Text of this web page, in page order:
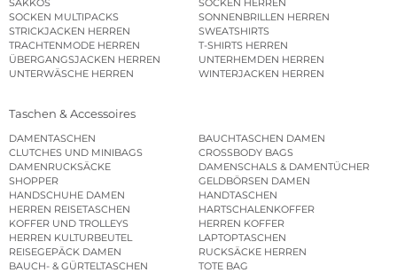
SAKKOS
SOCKEN HERREN
SOCKEN MULTIPACKS
SONNENBRILLEN HERREN
STRICKJACKEN HERREN
SWEATSHIRTS
TRACHTENMODE HERREN
T-SHIRTS HERREN
ÜBERGANGSJACKEN HERREN
UNTERHEMDEN HERREN
UNTERWÄSCHE HERREN
WINTERJACKEN HERREN
Taschen & Accessoires
DAMENTASCHEN
BAUCHTASCHEN DAMEN
CLUTCHES UND MINIBAGS
CROSSBODY BAGS
DAMENRUCKSÄCKE
DAMENSCHALS & DAMENTÜCHER
SHOPPER
GELDBÖRSEN DAMEN
HANDSCHUHE DAMEN
HANDTASCHEN
HERREN REISETASCHEN
HARTSCHALENKOFFER
KOFFER UND TROLLEYS
HERREN KOFFER
HERREN KULTURBEUTEL
LAPTOPTASCHEN
REISEGEPÄCK DAMEN
RUCKSÄCKE HERREN
BAUCH- & GÜRTELTASCHEN
TOTE BAG